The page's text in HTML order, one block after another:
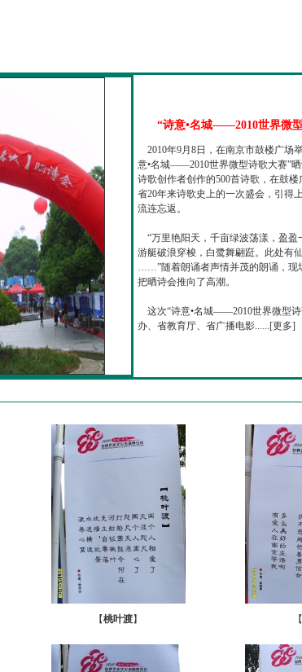
“诗意•名城——2010世界微
2010年9月8日，在南京市鼓楼广场
意•名城——2010世界微型诗歌大赛”
诗歌创作者创作的500首诗歌，在鼓
省20年来诗歌史上的一次盛会，引得
流连忘返。
“万里艳阳天，千亩绿波荡漾，盈盈
游艇破浪穿梭，白鹭舞翩跹。此处有
……”随着朗诵者声情并茂的朗诵，现
把晒诗会推向了高潮。
这次“诗意•名城——2010世界微型诗
办、省教育厅、省广播电影......[更多]
【桃叶渡】 【